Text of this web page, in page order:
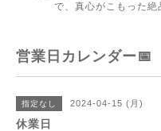
で、真心がこもった絶
営業日カレンダー📅
指定なし 2024-04-15 (月)
休業日